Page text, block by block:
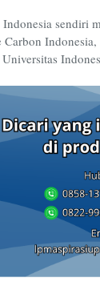
Indonesia sendiri